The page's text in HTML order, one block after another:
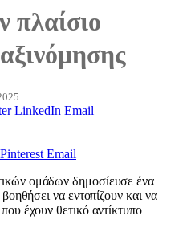
πλαίσιο
LinkedIn Email
Pinterest Email
ομάδων δημοσίευσε ένα
να εντοπίζουν και να
έχουν θετικό αντίκτυπο